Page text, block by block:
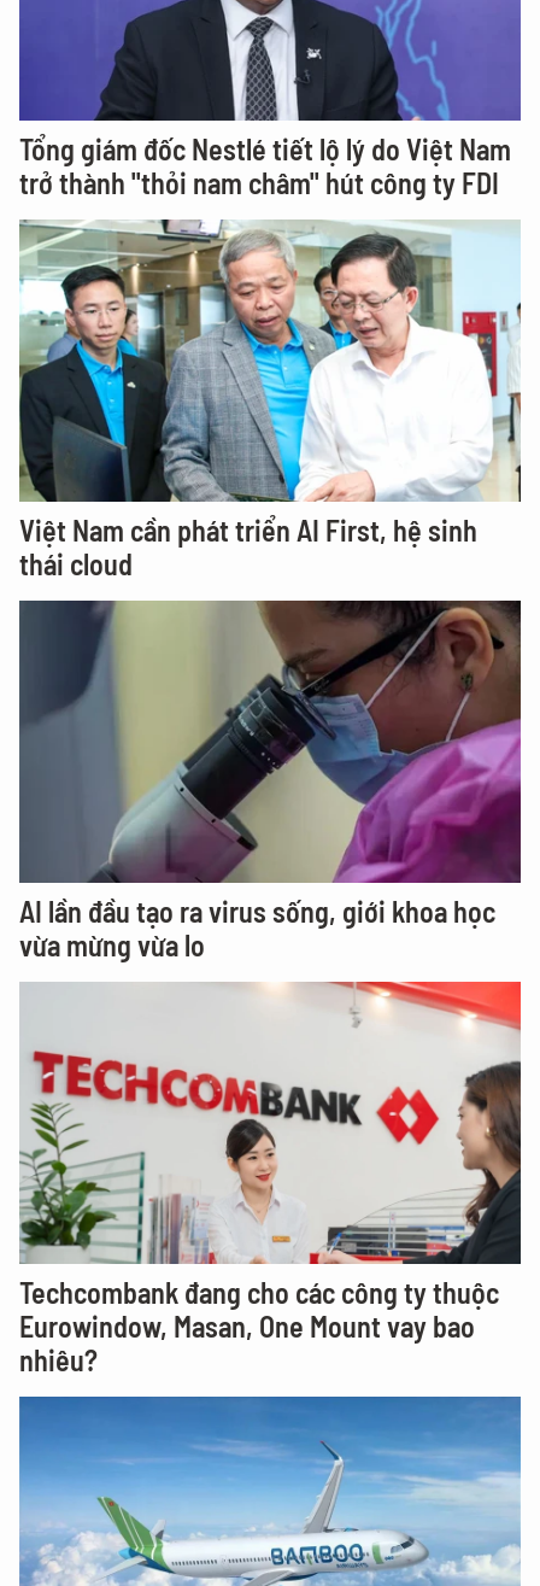
Tổng giám đốc Nestlé tiết lộ lý do Việt Nam
trở thành "thỏi nam châm" hút công ty FDI
Việt Nam cần phát triển AI First, hệ sinh
thái cloud
AI lần đầu tạo ra virus sống, giới khoa học
vừa mừng vừa lo
Techcombank đang cho các công ty thuộc
Eurowindow, Masan, One Mount vay bao
nhiêu?